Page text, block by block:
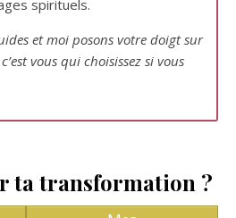
spirituels.
et moi posons votre doigt sur
vous qui choisissez si vous
ta transformation ?